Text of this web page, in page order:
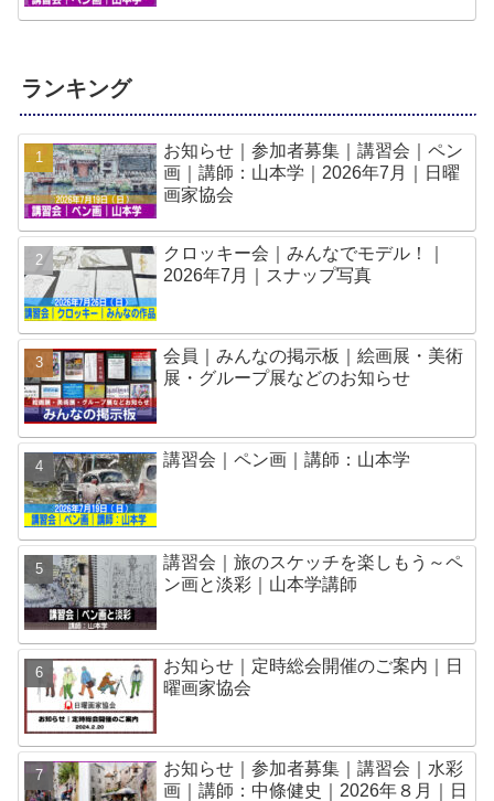
ランキング
お知らせ｜参加者募集｜講習会｜ペン
画｜講師：山本学｜2026年7月｜日曜
画家協会
クロッキー会｜みんなでモデル！｜
2026年7月｜スナップ写真
会員｜みんなの掲示板｜絵画展・美術
展・グループ展などのお知らせ
講習会｜ペン画｜講師：山本学
講習会｜旅のスケッチを楽しもう～ペ
ン画と淡彩｜山本学講師
お知らせ｜定時総会開催のご案内｜日
曜画家協会
お知らせ｜参加者募集｜講習会｜水彩
画｜講師：中條健史｜2026年８月｜日